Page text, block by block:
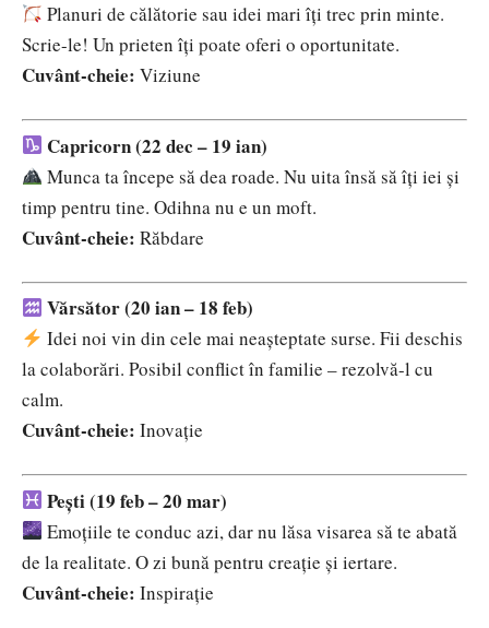
Planuri de călătorie sau idei mari îți trec prin minte.
Scrie-le! Un prieten îți poate oferi o oportunitate.
Cuvânt-cheie: Viziune
Capricorn (22 dec – 19 ian)
Munca ta începe să dea roade. Nu uita însă să îți iei și
timp pentru tine. Odihna nu e un moft.
Cuvânt-cheie: Răbdare
Vărsător (20 ian – 18 feb)
Idei noi vin din cele mai neașteptate surse. Fii deschis
la colaborări. Posibil conflict în familie – rezolvă-l cu
calm.
Cuvânt-cheie: Inovație
Pești (19 feb – 20 mar)
Emoțiile te conduc azi, dar nu lăsa visarea să te abată
de la realitate. O zi bună pentru creație și iertare.
Cuvânt-cheie: Inspirație